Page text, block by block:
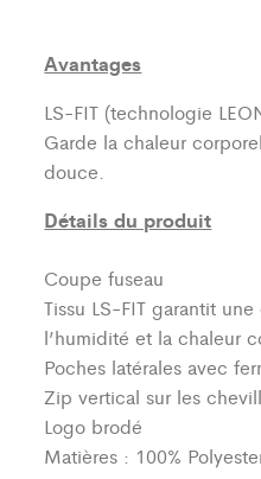
Avantages
LS-FIT (technologie
Garde la chaleur
douce.
Détails du produit
Coupe fuseau
Tissu LS-FIT garantit
l’humidité et la chaleur
Poches latérales avec
Zip vertical sur les
Logo brodé
Matières : 100%